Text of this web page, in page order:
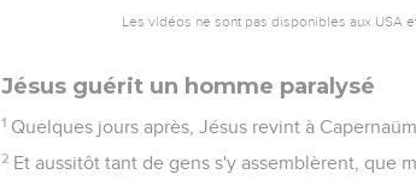
Les vidéos ne sont pas disponibles aux USA
Jésus guérit un homme paralysé
1 Quelques jours après, Jésus revint à
2 Et aussitôt tant de gens s'y assemblèrent, que